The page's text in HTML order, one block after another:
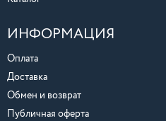
ИНФОРМАЦИЯ
Оплата
Доставка
Обмен и возврат
Публичная оферта